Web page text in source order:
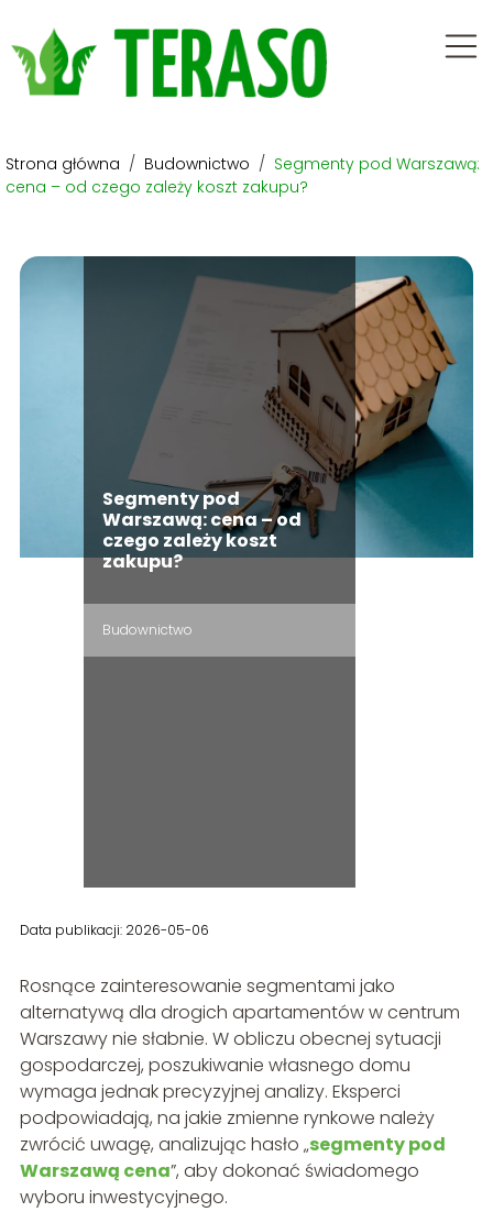
Strona główna / Budownictwo / Segmenty pod Warszawą:
cena – od czego zależy koszt zakupu?
Segmenty pod
Warszawą: cena – od
czego zależy koszt
zakupu?
Budownictwo
Data publikacji: 2026-05-06
Rosnące zainteresowanie segmentami jako
alternatywą dla drogich apartamentów w centrum
Warszawy nie słabnie. W obliczu obecnej sytuacji
gospodarczej, poszukiwanie własnego domu
wymaga jednak precyzyjnej analizy. Eksperci
podpowiadają, na jakie zmienne rynkowe należy
zwrócić uwagę, analizując hasło „segmenty pod
Warszawą cena”, aby dokonać świadomego
wyboru inwestycyjnego.